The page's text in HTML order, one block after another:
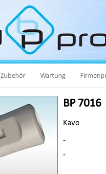
Zubehör Wartung
BP 7016
Kavo
-
-